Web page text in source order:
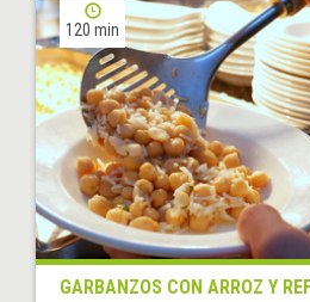
120 min
GARBANZOS CON ARROZ Y